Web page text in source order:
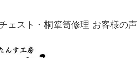
ェスト・桐箪笥修理 お客様の声